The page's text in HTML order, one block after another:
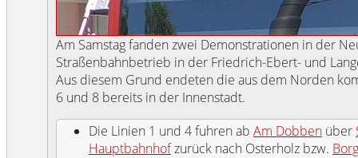
Am Samstag fanden zwei Demonstrationen in der
Straßenbahnbetrieb in der Friedrich-Ebert- und
Aus diesem Grund endeten die aus dem Norden
6 und 8 bereits in der Innenstadt.
Die Linien 1 und 4 fuhren ab Am Dobben über
Hauptbahnhofzurück nach Osterholz bzw.